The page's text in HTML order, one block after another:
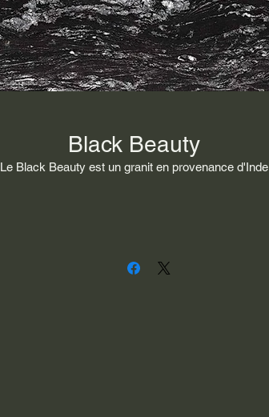
Black Beauty
Le Black Beauty est un granit en provenance d'Inde